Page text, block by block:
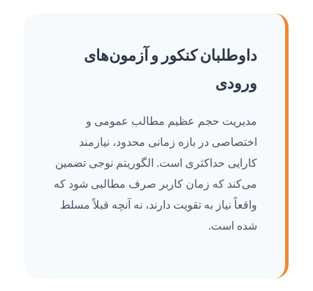
داوطلبان کنکور و آزمون‌های
ورودی
مدیریت حجم عظیم مطالب عمومی و
اختصاصی در بازه زمانی محدود، نیازمند
کارایی حداکثری است. الگوریتم نوجی تضمین
می‌کند که زمان کاربر صرف مطالبی شود که
واقعاً نیاز به تقویت دارند، نه آنچه قبلاً مسلط
شده است.